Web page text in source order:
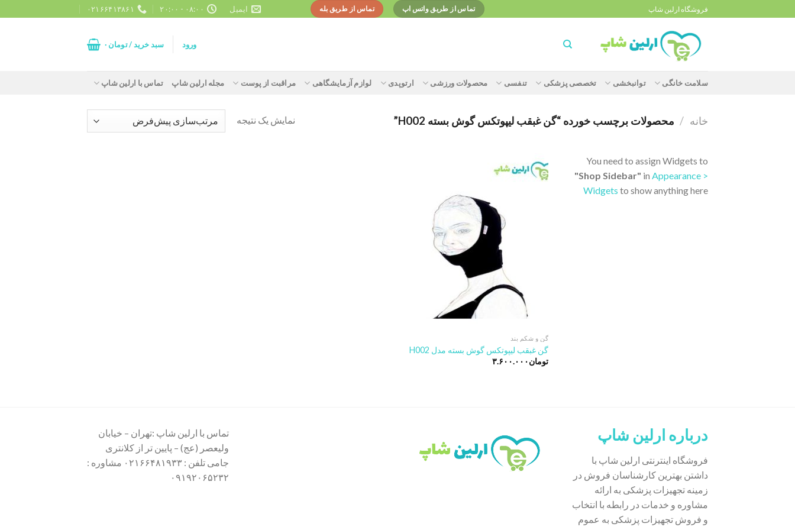
to
فروشگاه ارلین شاپ تماس از طریق واتس اپ تماس از طریق بله ایمیل ۰۸:۰۰ - ۲۰:۰۰ ۰۲۱۶۶۴۱۳۸۶۱
ورود سبد خرید /تومان ۰
سلامت خانگی توانبخشی تخصصی پزشکی تنفسی محصولات ورزشی ارتوپدی لوازم آزمایشگاهی مراقبت از پوست مجله ارلین شاپ تماس با ارلین شاپ
خانه / محصولات برچسب خورده “گن غبقب لیپوتکس گوش بسته H002” نمایش یک نتیجه
You need to assign Widgets to
"Shop Sidebar" in Appearance >
Widgets to show anything here
گن و شکم بند
گن غبقب لیپوتکس گوش بسته مدل H002
تومان۳.۶۰۰.۰۰۰
درباره ارلین شاپ
فروشگاه اینترنتی ارلین شاپ با
داشتن بهترین کارشناسان فروش در
زمینه تجهیزات پزشکی به ارائه
مشاوره و خدمات در رابطه با انتخاب
و فروش تجهیزات پزشکی به عموم
تماس با ارلین شاپ :تهران – خیابان
ولیعصر (عج) – پایین تر از کلانتری
جامی تلفن : ۰۲۱۶۶۴۸۱۹۳۳ مشاوره :
۰۹۱۹۲۰۶۵۲۳۲